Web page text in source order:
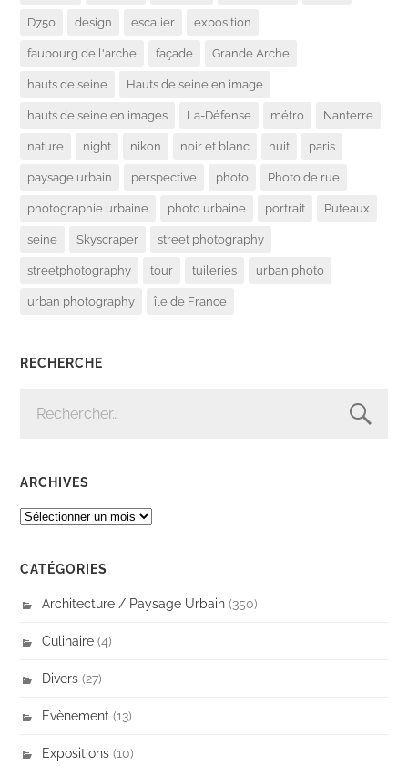
D750 design escalier exposition
faubourg de l'arche façade Grande Arche
hauts de seine Hauts de seine en image
hauts de seine en images La-Défense métro Nanterre
nature night nikon noir et blanc nuit paris
paysage urbain perspective photo Photo de rue
photographie urbaine photo urbaine portrait Puteaux
seine Skyscraper street photography
streetphotography tour tuileries urban photo
urban photography île de France
RECHERCHE
ARCHIVES
ARCHIVES
CATÉGORIES
Architecture / Paysage Urbain (350)
Culinaire (4)
Divers (27)
Evènement (13)
Expositions (10)